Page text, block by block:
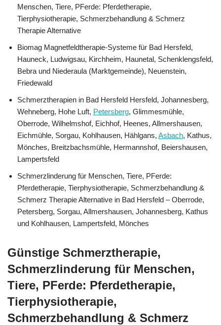
Menschen, Tiere, PFerde: Pferdetherapie,
Tierphysiotherapie, Schmerzbehandlung & Schmerz
Therapie Alternative
Biomag Magnetfeldtherapie-Systeme für Bad Hersfeld,
Hauneck, Ludwigsau, Kirchheim, Haunetal, Schenklengsfeld,
Bebra und Niederaula (Marktgemeinde), Neuenstein,
Friedewald
Schmerztherapien in Bad Hersfeld Hersfeld, Johannesberg,
Wehneberg, Hohe Luft, Petersberg, Glimmesmühle,
Oberrode, Wilhelmshof, Eichhof, Heenes, Allmershausen,
Eichmühle, Sorgau, Kohlhausen, Hählgans, Asbach, Kathus,
Mönches, Breitzbachsmühle, Hermannshof, Beiershausen,
Lampertsfeld
Schmerzlinderung für Menschen, Tiere, PFerde:
Pferdetherapie, Tierphysiotherapie, Schmerzbehandlung &
Schmerz Therapie Alternative in Bad Hersfeld – Oberrode,
Petersberg, Sorgau, Allmershausen, Johannesberg, Kathus
und Kohlhausen, Lampertsfeld, Mönches
Günstige Schmerztherapie,
Schmerzlinderung für Menschen,
Tiere, PFerde: Pferdetherapie,
Tierphysiotherapie,
Schmerzbehandlung & Schmerz